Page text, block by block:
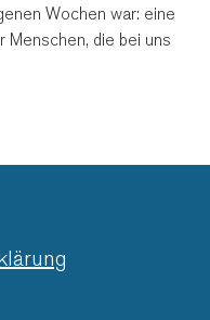
Wochen war: eine
Menschen, die bei uns